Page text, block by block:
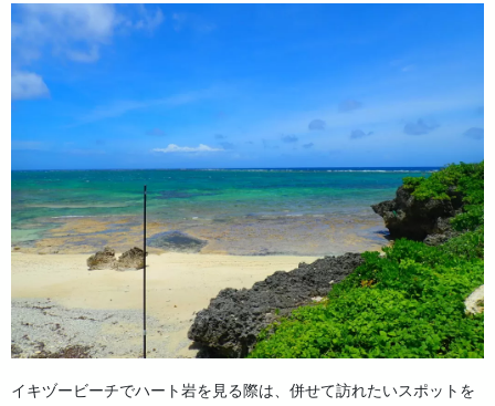
イキヅービーチでハート岩を見る際は、併せて訪れたいスポットを